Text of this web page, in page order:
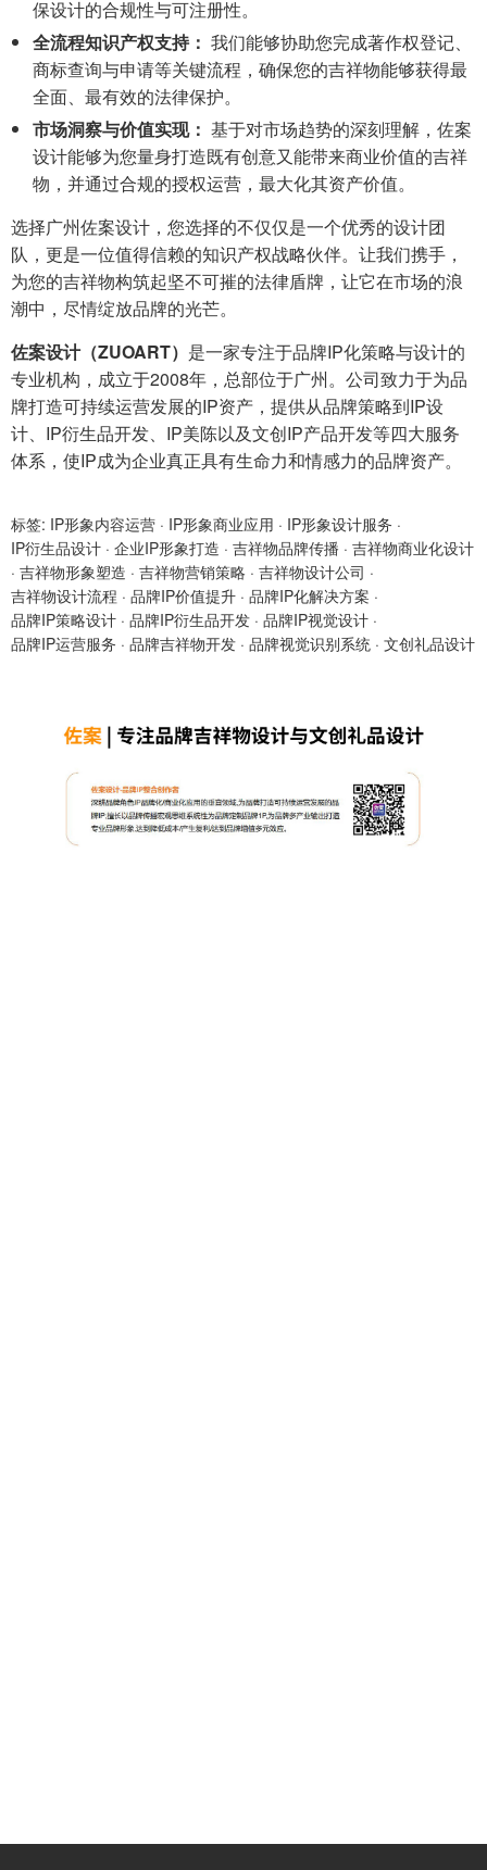
保设计的合规性与可注册性。
全流程知识产权支持： 我们能够协助您完成著作权登记、
商标查询与申请等关键流程，确保您的吉祥物能够获得最
全面、最有效的法律保护。
市场洞察与价值实现： 基于对市场趋势的深刻理解，佐案
设计能够为您量身打造既有创意又能带来商业价值的吉祥
物，并通过合规的授权运营，最大化其资产价值。
选择广州佐案设计，您选择的不仅仅是一个优秀的设计团
队，更是一位值得信赖的知识产权战略伙伴。让我们携手，
为您的吉祥物构筑起坚不可摧的法律盾牌，让它在市场的浪
潮中，尽情绽放品牌的光芒。
佐案设计（ZUOART） 是一家专注于品牌IP化策略与设计的
专业机构，成立于2008年，总部位于广州。公司致力于为品
牌打造可持续运营发展的IP资产，提供从品牌策略到IP设
计、IP衍生品开发、IP美陈以及文创IP产品开发等四大服务
体系，使IP成为企业真正具有生命力和情感力的品牌资产。
标签: IP形象内容运营 · IP形象商业应用 · IP形象设计服务 ·
IP衍生品设计 · 企业IP形象打造 · 吉祥物品牌传播 · 吉祥物商业化设计
· 吉祥物形象塑造 · 吉祥物营销策略 · 吉祥物设计公司 ·
吉祥物设计流程 · 品牌IP价值提升 · 品牌IP化解决方案 ·
品牌IP策略设计 · 品牌IP衍生品开发 · 品牌IP视觉设计 ·
品牌IP运营服务 · 品牌吉祥物开发 · 品牌视觉识别系统 · 文创礼品设计